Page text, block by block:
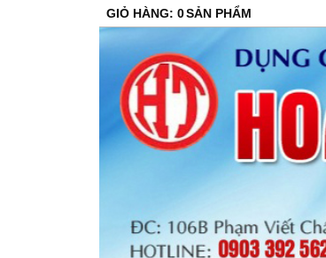
GIỎ HÀNG: 0SẢN PHẨM